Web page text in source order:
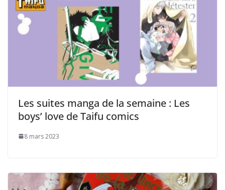
Les suites manga de la semaine : Les
boys’ love de Taifu comics
8 mars 2023